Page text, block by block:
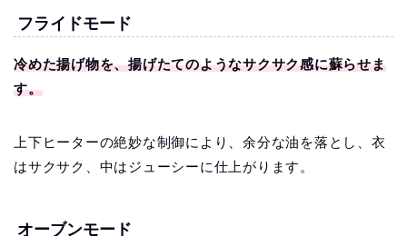
フライドモード
冷めた揚げ物を、揚げたてのようなサクサク感に蘇らせま
す。
上下ヒーターの絶妙な制御により、余分な油を落とし、衣
はサクサク、中はジューシーに仕上がります。
オーブンモード